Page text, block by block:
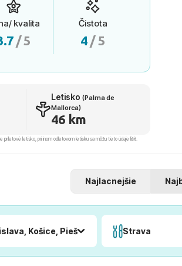
kvalita
/ 5
Čistota
4 / 5
Letisko(Palma de
Mallorca)
46 km
príletové letisko, pri inom odletovom letisku sa môžu tieto údaje líšiť.
Najlacnejšie
Košice, Piešťany, PopradStrava